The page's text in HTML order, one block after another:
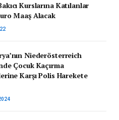
Kurslarına Katılanlar
Maaş Alacak
Niederösterreich
Çocuk Kaçırma
Karşı Polis Harekete